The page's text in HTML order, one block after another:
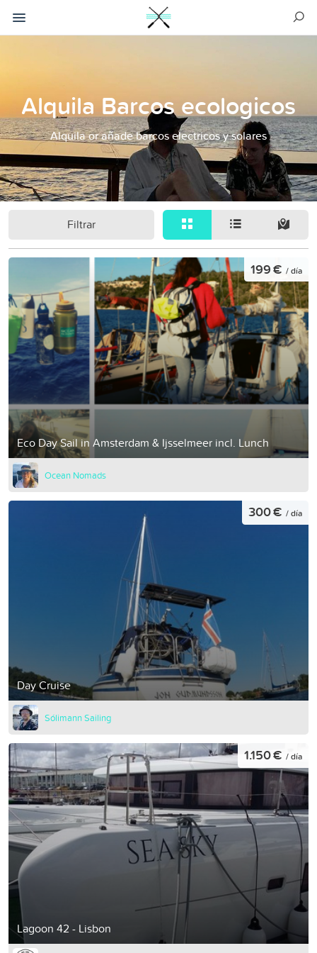
Alquila Barcos ecologicos
Alquila or añade barcos electricos y solares
Filtrar
Eco Day Sail in Amsterdam & Ijsselmeer incl. Lunch
199 € / día
Ocean Nomads
Day Cruise
300 € / día
Sólimann Sailing
Lagoon 42 - Lisbon
1.150 € / día